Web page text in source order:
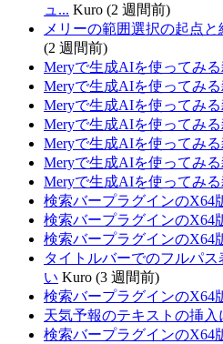
ュ... Kuro (2 週間前)
メリーの範囲選択の起点
(2 週間前)
Meryで生成AIを使ってみ
Meryで生成AIを使ってみ
Meryで生成AIを使ってみ
Meryで生成AIを使ってみ
Meryで生成AIを使ってみ
Meryで生成AIを使ってみ
Meryで生成AIを使ってみ
検索バープラグインのX64
検索バープラグインのX64
検索バープラグインのX64
タイトルバーでのフルパ
い Kuro (3 週間前)
検索バープラグインのX64
天気予報のテキストの挿入
検索バープラグインのX64